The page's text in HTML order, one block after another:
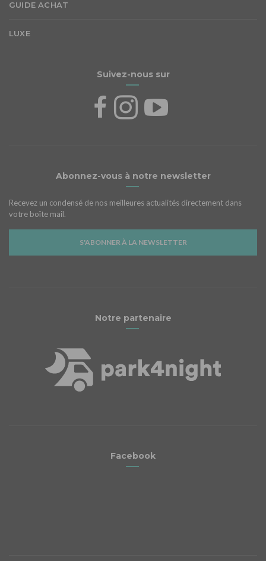
GUIDE ACHAT
LUXE
Suivez-nous sur
Abonnez-vous à notre newsletter
Recevez un condensé de nos meilleures actualités directement dans
votre boîte mail.
S'ABONNER À LA NEWSLETTER
Notre partenaire
Facebook